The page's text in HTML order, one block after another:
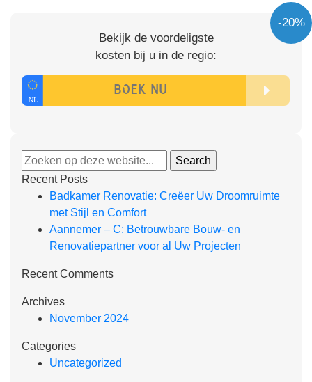
-20%
Bekijk de voordeligste
kosten bij u in de regio:
Recent Posts
Badkamer Renovatie: Creëer Uw Droomruimte
met Stijl en Comfort
Aannemer – C: Betrouwbare Bouw- en
Renovatiepartner voor al Uw Projecten
Recent Comments
Archives
November 2024
Categories
Uncategorized